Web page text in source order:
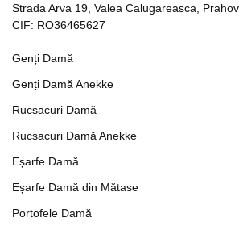
Strada Arva 19, Valea Calugareasca,
CIF: RO36465627
Genți Damă
Genți Damă Anekke
Rucsacuri Damă
Rucsacuri Damă Anekke
Eșarfe Damă
Eșarfe Damă din Mătase
Portofele Damă